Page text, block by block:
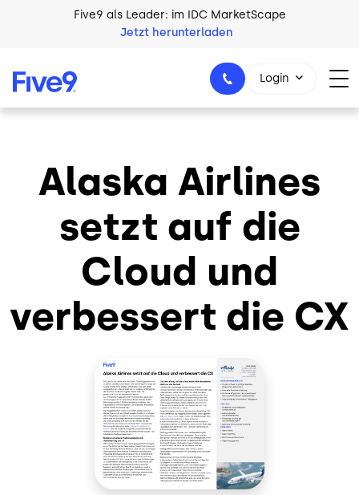
Skip to main contentFive9 als Leader: im IDC MarketScape
Jetzt herunterladen
+49 89 231 201 864
Login
Alaska Airlines
setzt auf die
Cloud und
verbessert die CX